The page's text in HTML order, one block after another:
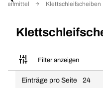
Klettschleifscheiben
Filter anzeigen
Einträge pro Seite
24